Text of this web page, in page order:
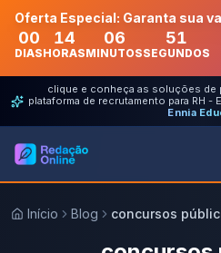
Oferta Especial: Garanta sua
00
DIAS
14
HORAS
06
MINUTOS
51
SEGUNDOS
clique e conheça as soluções de
plataforma de recrutamento para RH
Ennia
Início Blog concursos